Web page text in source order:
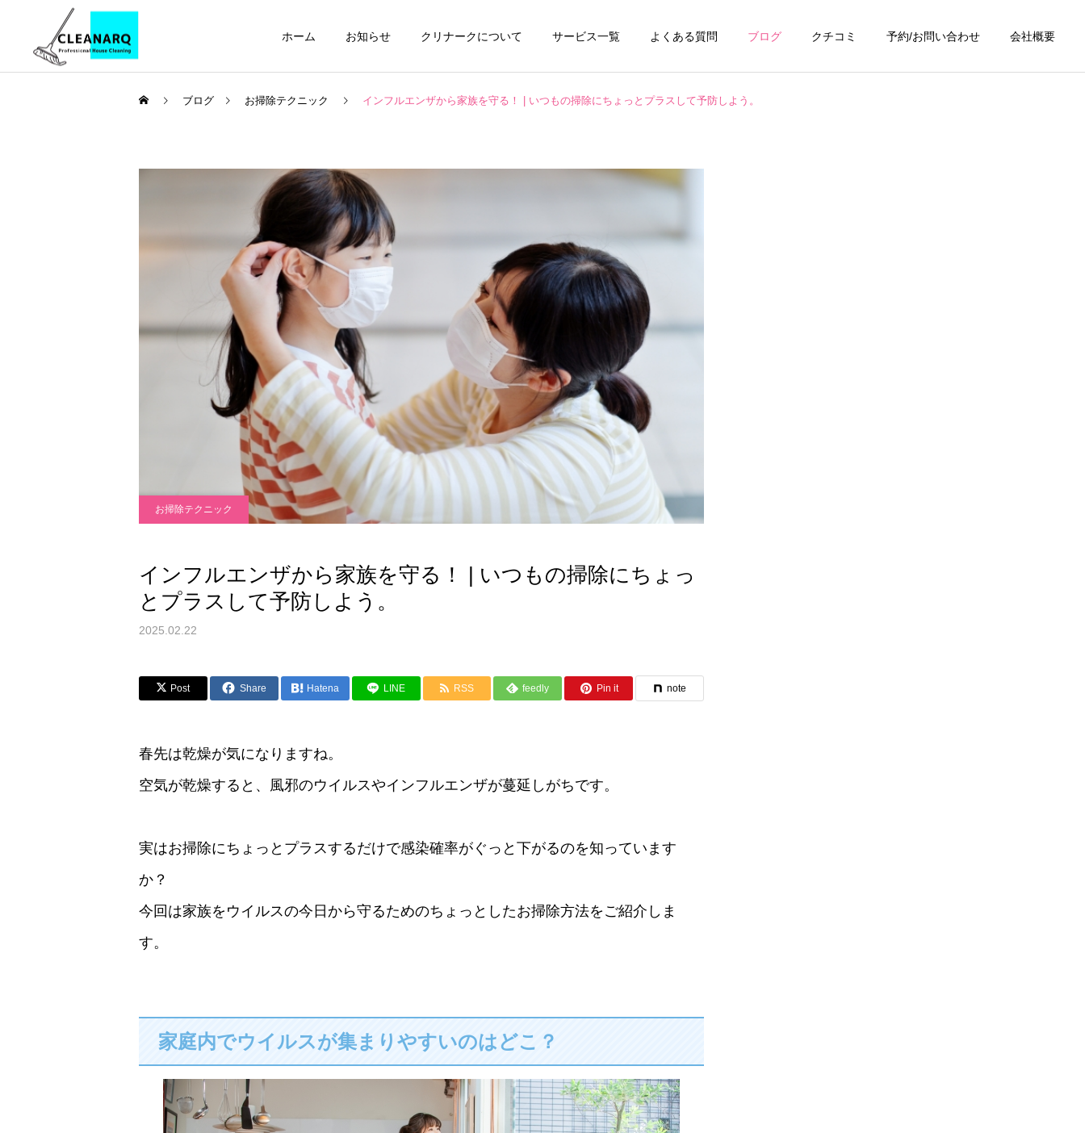
ホーム お知らせ クリナークについて サービス一覧 よくある質問 ブログ クチコミ 予約/お問い合わせ 会社概要
引っ越し前後まるごと
セット
エアコンクリーニング
レンジフードクリーニ
ング
キッチンクリーニング 洗濯機クリーニング
ハウスクリーニング
年1回は必ず掃除したい場
所リスト10選｜放置すると
危険な家の汚れと家庭にあ
る道具でできる掃除方法
お掃除テクニック
水垢が洗剤で落ちない本当
の理由とは？ | 自宅ででき
る簡単掃除から頑固な水垢
対策までご紹介！
ペット飼育家庭の臭い対策
と毛・汚れの掃除方法｜ハ
ウスクリーニング知識で家
を清潔に保つ
ブログ お掃除テクニック インフルエンザから家族を守る！ | いつもの掃除にちょっとプラスして予防しよう。
お掃除テクニック
インフルエンザから家族を守る！ | いつもの掃除にちょっ
とプラスして予防しよう。
2025.02.22
Post Share Hatena LINE RSS feedly Pin it note
春先は乾燥が気になりますね。
空気が乾燥すると、風邪のウイルスやインフルエンザが蔓延しがちです。
実はお掃除にちょっとプラスするだけで感染確率がぐっと下がるのを知っています
か？
今回は家族をウイルスの今日から守るためのちょっとしたお掃除方法をご紹介しま
す。
家庭内でウイルスが集まりやすいのはどこ？